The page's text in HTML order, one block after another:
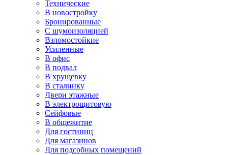
Технические
В новостройку
Бронированные
С шумоизоляцией
Взломостойкие
Усиленные
В офис
В подвал
В хрущевку
В сталинку
Двери этажные
В электрощитовую
Сейфовые
В общежитие
Для гостиниц
Для магазинов
Для подсобных помещений